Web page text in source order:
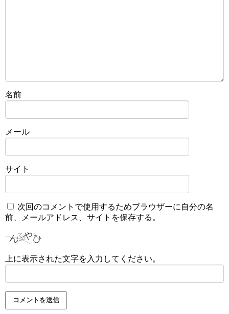
名前
メール
サイト
次回のコメントで使用するためブラウザーに自分の名
前、メールアドレス、サイトを保存する。
上に表示された文字を入力してください。